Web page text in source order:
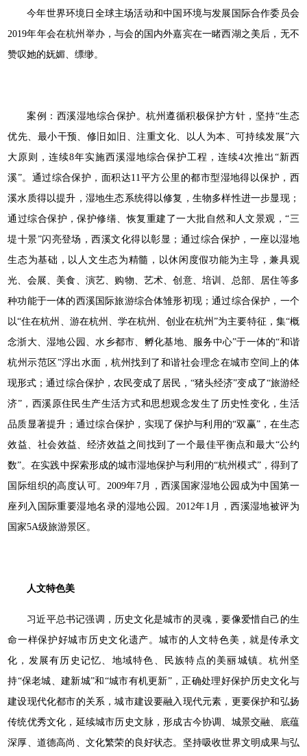
今年世界环境日全球主场活动和中国环境与发展国际合作委员会
2019年年会在杭州举办，与会的国内外嘉宾在一睹西湖之美后，无不
赞叹她的妩媚、缥缈。
案例：西溪湿地综合保护。杭州遵循积极保护方针，坚持“生态
优先、最小干预、修旧如旧、注重文化、以人为本、可持续发展”六
大原则，连续8年实施西溪湿地综合保护工程，连续4次推出“新西
溪”。通过综合保护，面积达11平方公里的都市型湿地得以保护，西
溪水质得以提升，湿地生态系统得以修复，生物多样性进一步显现；
通过综合保护，保护修缮、恢复重建了一大批自然和人文景观，“三
堤十景”闪亮登场，西溪文化得以彰显；通过综合保护，一座以湿地
生态为基础，以人文生态为精髓，以休闲度假功能为主导，兼具观
光、会展、美食、演艺、购物、艺术、创意、培训、总部、居住等多
种功能于一体的西溪国际旅游综合体雏形初现；通过综合保护，一个
以“住在杭州、游在杭州、学在杭州、创业在杭州”为主要特征，集“概
念浙大、湿地公园、水乡都市、孵化基地、服务中心”于一体的“和谐
杭州示范区”浮出水面，杭州找到了和谐社会理念在城市空间上的体
现形式；通过综合保护，农民变成了居民，“猪头经济”变成了“旅游经
济”，西溪原住民生产生活方式和思想观念发生了历史性变化，生活
品质显著提升；通过综合保护，实现了保护与利用的“双赢”，在生态
效益、社会效益、经济效益之间找到了一个最佳平衡点和最大“公约
数”。在实践中探索形成的城市湿地保护与利用的“杭州模式”，得到了
国际组织的高度认可。2009年7月，西溪国家湿地公园成为中国第一
座列入国际重要湿地名录的湿地公园。2012年1月，西溪湿地被评为
国家5A级旅游景区。
人文特色美
习近平总书记强调，历史文化是城市的灵魂，要像爱惜自己的生
命一样保护好城市历史文化遗产。城市的人文特色美，就是传承文
化，发展有历史记忆、地域特色、民族特点的美丽城镇。杭州坚
持“保老城、建新城”和“城市有机更新”，正确处理好保护历史文化与
建设现代化都市的关系，城市建设要融入现代元素，更要保护和弘扬
传统优秀文化，延续城市历史文脉，形成古今协调、城景交融、底蕴
深厚、道德高尚、文化繁荣的良好状态。坚持吸收世界文明成果与弘